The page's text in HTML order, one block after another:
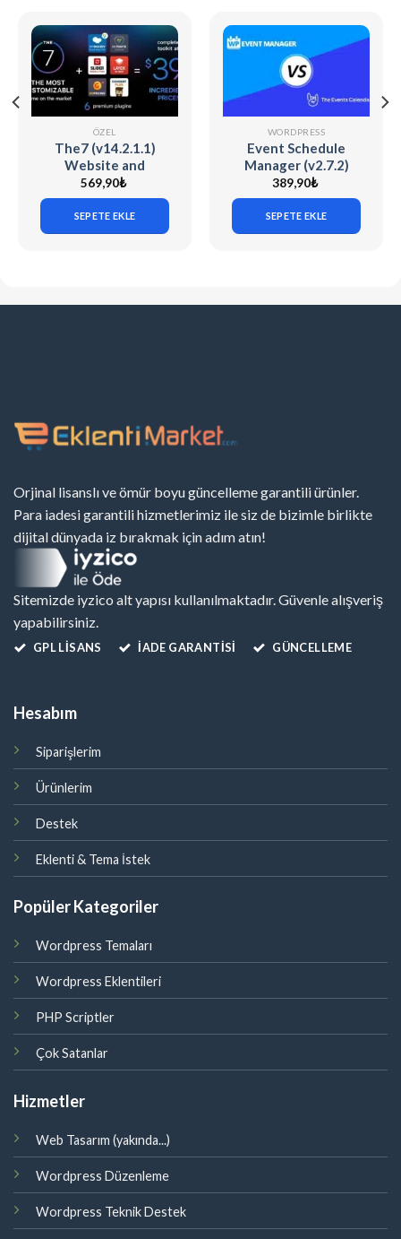
ÖZEL
The7 (v14.2.1.1)
Website and
eCommerce Builder
for WordPress
569,90₺
SEPETE EKLE
WORDPRESS
Event Schedule
Manager (v2.7.2)
The Events
Calendar
389,90₺
SEPETE EKLE
Orjinal lisanslı ve ömür boyu güncelleme garantili ürünler.
Para iadesi garantili hizmetlerimiz ile siz de bizimle birlikte
dijital dünyada iz bırakmak için adım atın!
Sitemizde iyzico alt yapısı kullanılmaktadır. Güvenle alışveriş
yapabilirsiniz.
GPL LISANS İADE GARANTİSİ GÜNCELLEME
Hesabım
Siparişlerim
Ürünlerim
Destek
Eklenti & Tema İstek
Popüler Kategoriler
Wordpress Temaları
Wordpress Eklentileri
PHP Scriptler
Çok Satanlar
Hizmetler
Web Tasarım (yakında...)
Wordpress Düzenleme
Wordpress Teknik Destek